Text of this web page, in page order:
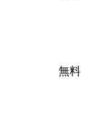
無料